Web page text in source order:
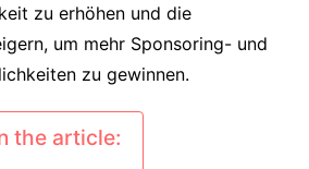
zu erhöhen und die
um mehr Sponsoring- und
zu gewinnen.
the article: